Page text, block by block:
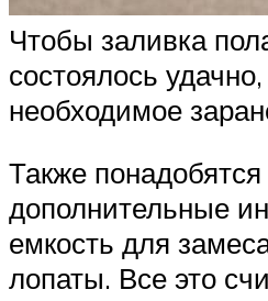
Чтобы заливка
состоялось
необходимое
Также понадобятся
дополнительные
емкость для
лопаты. Все это